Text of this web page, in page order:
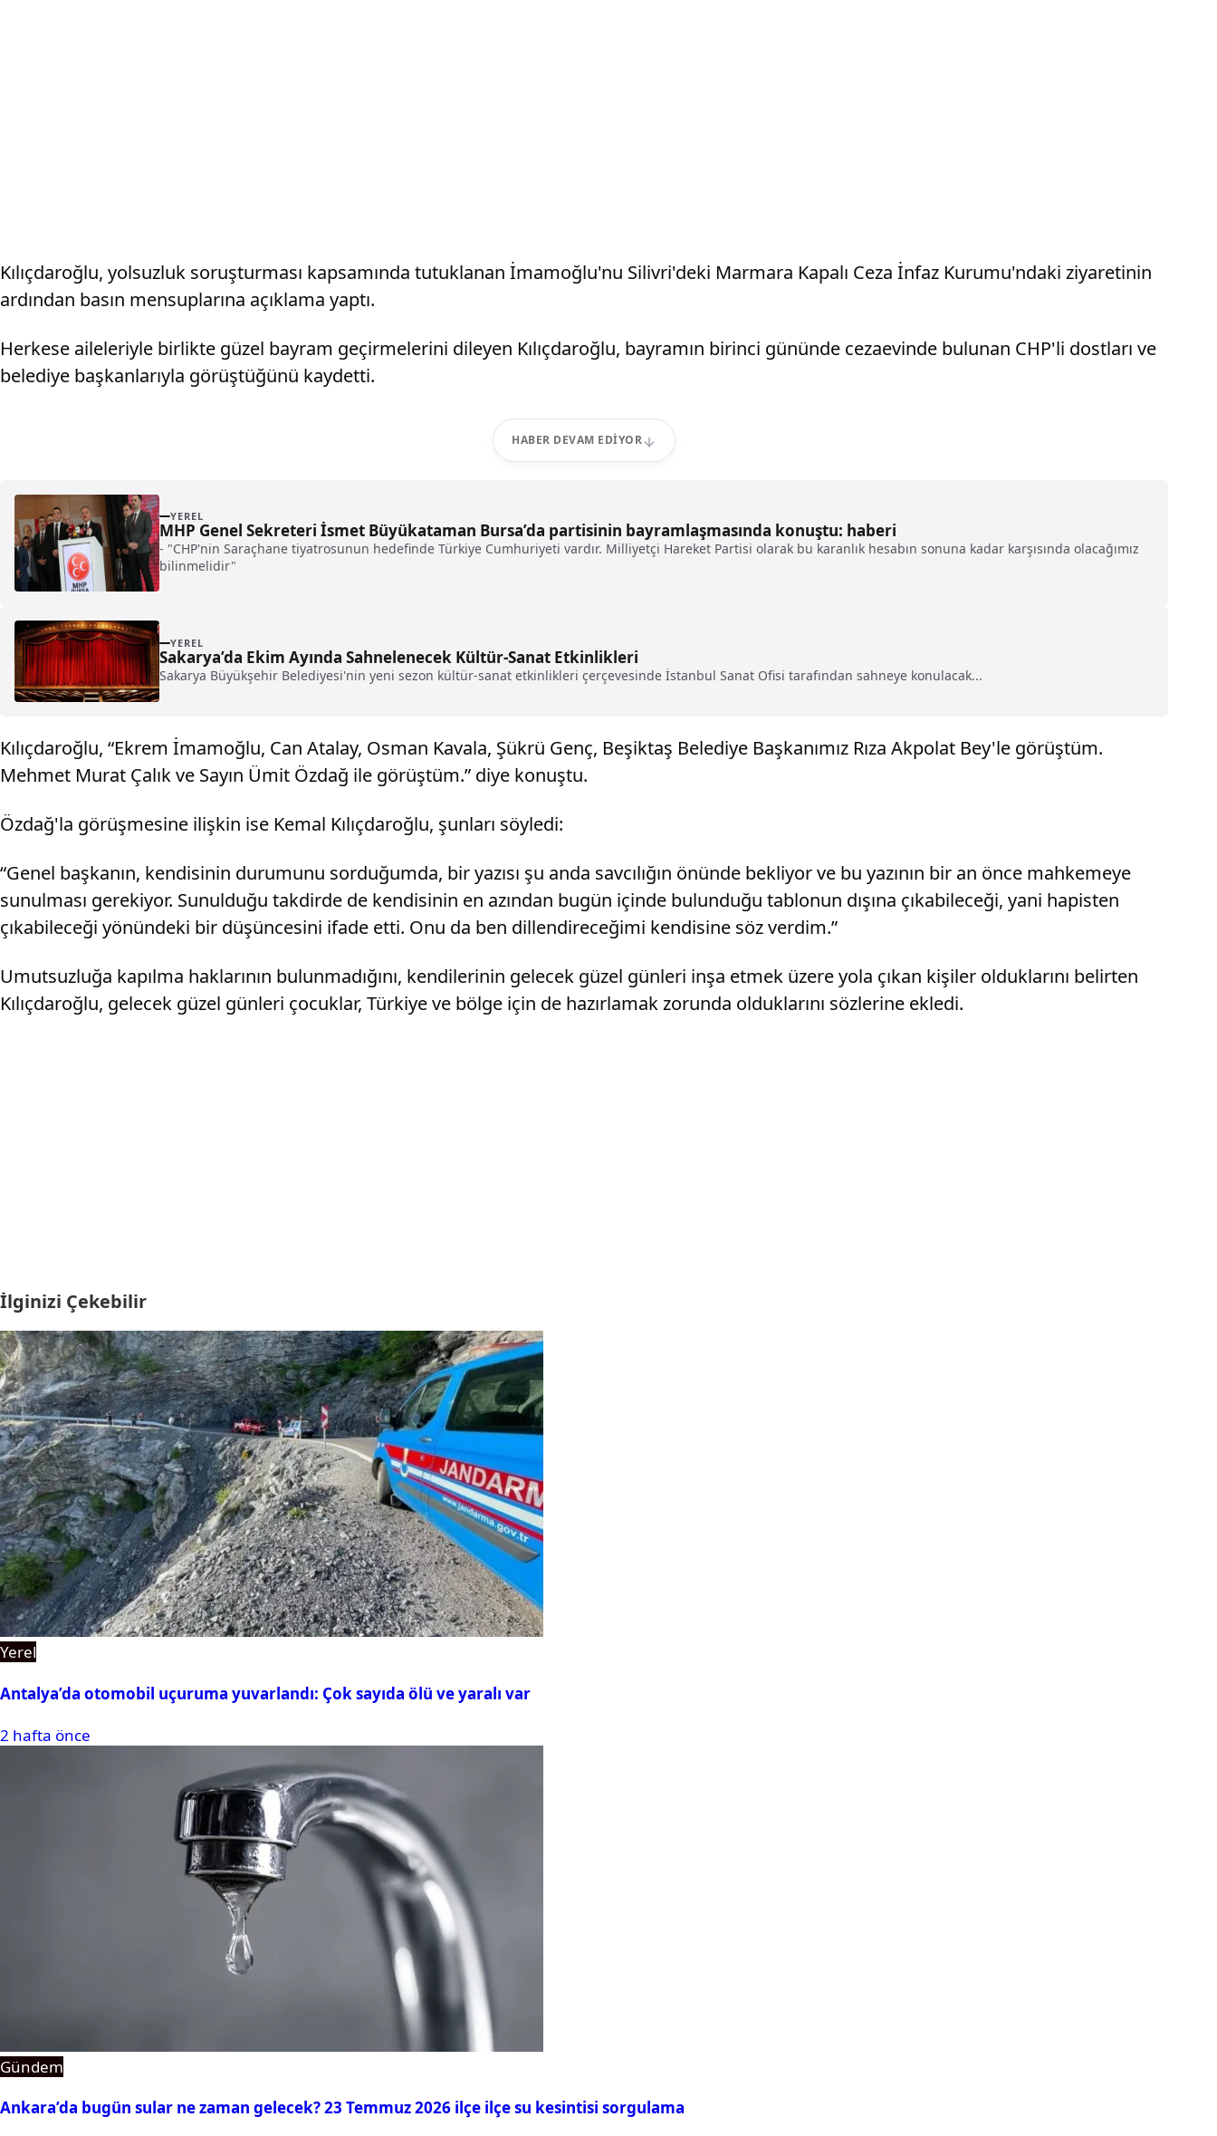
Kılıçdaroğlu, yolsuzluk soruşturması kapsamında tutuklanan İmamoğlu'nu Silivri'deki Marmara Kapalı Ceza İnfaz Kurumu'ndaki ziyaretinin
ardından basın mensuplarına açıklama yaptı.
Herkese aileleriyle birlikte güzel bayram geçirmelerini dileyen Kılıçdaroğlu, bayramın birinci gününde cezaevinde bulunan CHP'li dostları ve
belediye başkanlarıyla görüştüğünü kaydetti.
HABER DEVAM EDIYOR
YEREL
MHP Genel Sekreteri İsmet Büyükataman Bursa’da partisinin bayramlaşmasında konuştu: haberi
- "CHP'nin Saraçhane tiyatrosunun hedefinde Türkiye Cumhuriyeti vardır. Milliyetçi Hareket Partisi olarak bu karanlık hesabın sonuna kadar karşısında olacağımız
bilinmelidir"
YEREL
Sakarya’da Ekim Ayında Sahnelenecek Kültür-Sanat Etkinlikleri
Sakarya Büyükşehir Belediyesi'nin yeni sezon kültür-sanat etkinlikleri çerçevesinde İstanbul Sanat Ofisi tarafından sahneye konulacak...
Kılıçdaroğlu, “Ekrem İmamoğlu, Can Atalay, Osman Kavala, Şükrü Genç, Beşiktaş Belediye Başkanımız Rıza Akpolat Bey'le görüştüm.
Mehmet Murat Çalık ve Sayın Ümit Özdağ ile görüştüm.” diye konuştu.
Özdağ'la görüşmesine ilişkin ise Kemal Kılıçdaroğlu, şunları söyledi:
“Genel başkanın, kendisinin durumunu sorduğumda, bir yazısı şu anda savcılığın önünde bekliyor ve bu yazının bir an önce mahkemeye
sunulması gerekiyor. Sunulduğu takdirde de kendisinin en azından bugün içinde bulunduğu tablonun dışına çıkabileceği, yani hapisten
çıkabileceği yönündeki bir düşüncesini ifade etti. Onu da ben dillendireceğimi kendisine söz verdim.”
Umutsuzluğa kapılma haklarının bulunmadığını, kendilerinin gelecek güzel günleri inşa etmek üzere yola çıkan kişiler olduklarını belirten
Kılıçdaroğlu, gelecek güzel günleri çocuklar, Türkiye ve bölge için de hazırlamak zorunda olduklarını sözlerine ekledi.
İlginizi Çekebilir
Yerel
Antalya’da otomobil uçuruma yuvarlandı: Çok sayıda ölü ve yaralı var
2 hafta önce
Gündem
Ankara’da bugün sular ne zaman gelecek? 23 Temmuz 2026 ilçe ilçe su kesintisi sorgulama